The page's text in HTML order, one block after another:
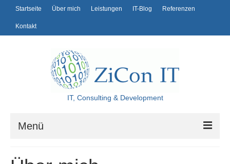
Startseite Über mich Leistungen IT-Blog Referenzen
Kontakt
IT, Consulting & Development
Menü